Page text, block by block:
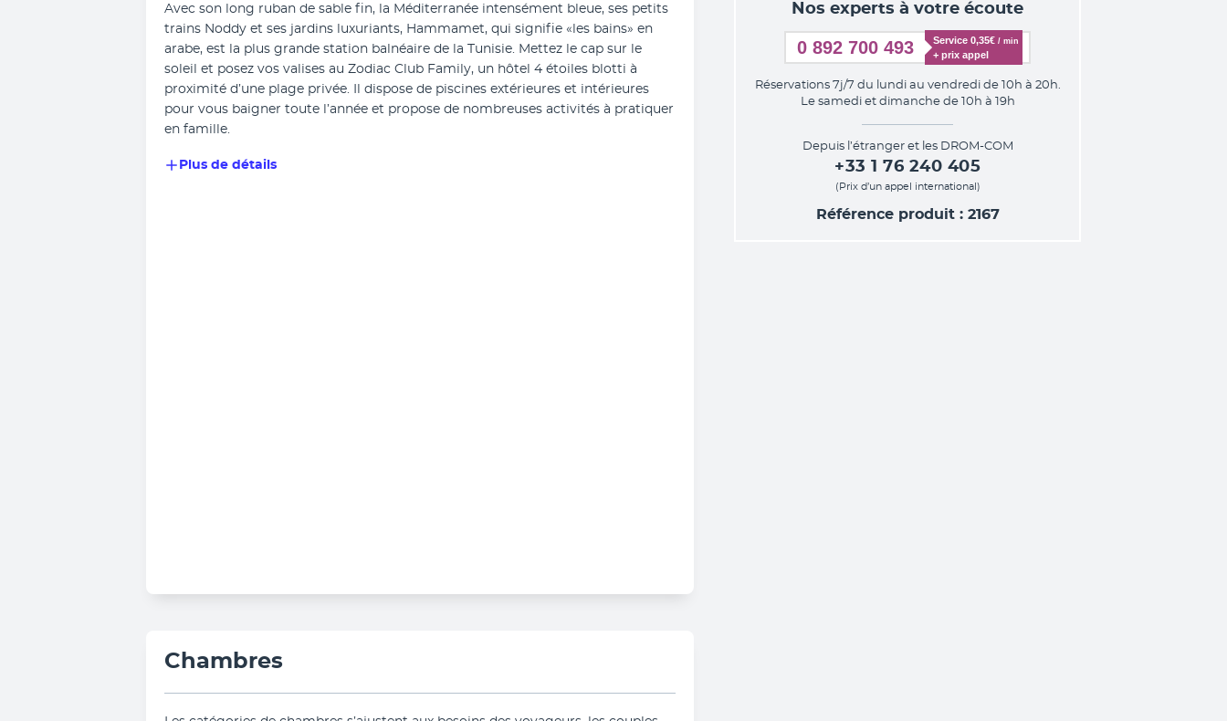
Nos experts à votre écoute
0 892 700 493 Service 0,35€ / min
+ prix appel
Réservations 7j/7 du lundi au vendredi de 10h à 20h.
Le samedi et dimanche de 10h à 19h
Depuis l’étranger et les DROM-COM
+33 1 76 240 405
(Prix d’un appel international)
Référence produit : 2167
Avec son long ruban de sable fin, la Méditerranée intensément bleue, ses petits
trains Noddy et ses jardins luxuriants, Hammamet, qui signifie «les bains» en
arabe, est la plus grande station balnéaire de la Tunisie. Mettez le cap sur le
soleil et posez vos valises au Zodiac Club Family, un hôtel 4 étoiles blotti à
proximité d’une plage privée. Il dispose de piscines extérieures et intérieures
pour vous baigner toute l’année et propose de nombreuses activités à pratiquer
en famille.
Plus de détails
Chambres